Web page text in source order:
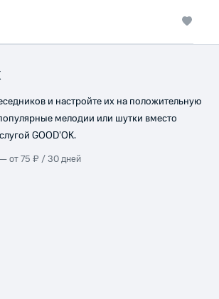
и настройте их на положительную
мелодии или шутки вместо
GOOD’OK.
от 75 ₽ / 30 дней